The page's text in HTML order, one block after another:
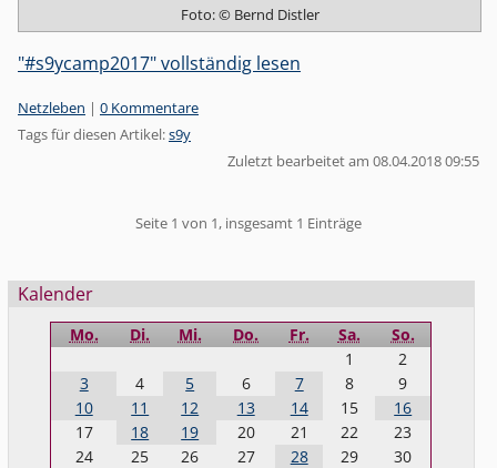
Foto: © Bernd Distler
"#s9ycamp2017" vollständig lesen
Kategorien:
Netzleben | 0 Kommentare
Tags für diesen Artikel:s9y
Zuletzt bearbeitet am 08.04.2018 09:55
Seite 1 von 1, insgesamt 1 Einträge
Seitenleiste
Kalender
Mo. Di. Mi. Do. Fr. Sa. So.
1
2
3
4 5 6 7 8
9
10
11 12 13 14 15
16
17
18 19 20 21 22
23
24
25 26 27 28 29 30